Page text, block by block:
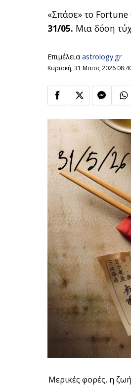
«Σπάσε» το Fortune
31/05. Μια δόση
Επιμέλεια astrology.gr
Κυριακή, 31 Μαϊος 2026
Μερικές φορές, η